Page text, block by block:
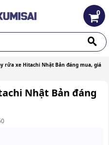
0
rửa xe Hitachi Nhật Bản đáng mua, giá
Nhật Bản đáng